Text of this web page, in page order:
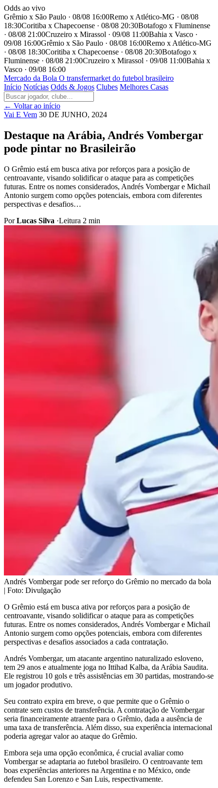
Odds ao vivo
Grêmio x São Paulo · 08/08 16:00Remo x Atlético-MG · 08/08
18:30Coritiba x Chapecoense · 08/08 20:30Botafogo x Fluminense
· 08/08 21:00Cruzeiro x Mirassol · 09/08 11:00Bahia x Vasco ·
09/08 16:00Grêmio x São Paulo · 08/08 16:00Remo x Atlético-MG
· 08/08 18:30Coritiba x Chapecoense · 08/08 20:30Botafogo x
Fluminense · 08/08 21:00Cruzeiro x Mirassol · 09/08 11:00Bahia x
Vasco · 09/08 16:00
Mercado da Bola O transfermarket do futebol brasileiro
Início Notícias Odds & Jogos Clubes Melhores Casas
← Voltar ao início
Vai E Vem 30 DE JUNHO, 2024
Destaque na Arábia, Andrés Vombergar
pode pintar no Brasileirão
O Grêmio está em busca ativa por reforços para a posição de
centroavante, visando solidificar o ataque para as competições
futuras. Entre os nomes considerados, Andrés Vombergar e Michail
Antonio surgem como opções potenciais, embora com diferentes
perspectivas e desafios…
PorLucas Silva ·Leitura 2 min
Andrés Vombergar pode ser reforço do Grêmio no mercado da bola
| Foto: Divulgação
O Grêmio está em busca ativa por reforços para a posição de
centroavante, visando solidificar o ataque para as competições
futuras. Entre os nomes considerados, Andrés Vombergar e Michail
Antonio surgem como opções potenciais, embora com diferentes
perspectivas e desafios associados a cada contratação.
Andrés Vombergar, um atacante argentino naturalizado esloveno,
tem 29 anos e atualmente joga no Ittihad Kalba, da Arábia Saudita.
Ele registrou 10 gols e três assistências em 30 partidas, mostrando-se
um jogador produtivo.
Seu contrato expira em breve, o que permite que o Grêmio o
contrate sem custos de transferência. A contratação de Vombergar
seria financeiramente atraente para o Grêmio, dada a ausência de
uma taxa de transferência. Além disso, sua experiência internacional
poderia agregar valor ao ataque do Grêmio.
Embora seja uma opção econômica, é crucial avaliar como
Vombergar se adaptaria ao futebol brasileiro. O centroavante tem
boas experiências anteriores na Argentina e no México, onde
defendeu San Lorenzo e San Luis, respectivamente.